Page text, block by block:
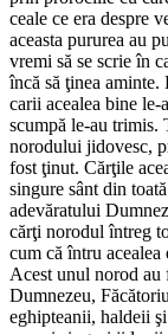
ceale ce era despre
aceasta pururea au
vremi să se scrie în
încă să ţinea aminte.
carii acealea bine le-
scumpă le-au trimis.
norodului jidovesc,
fost ţinut. Cărţile
singure sânt din
adevăratului
cărţi norodul întreg
cum că întru acealea
Acest unul norod au
Dumnezeu,
eghipteanii, haldeii